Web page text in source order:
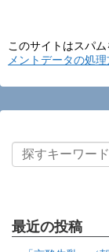
このサイトはスパ
メントデータの処
最近の投稿